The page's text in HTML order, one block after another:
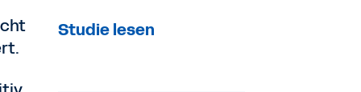
Studie lesen